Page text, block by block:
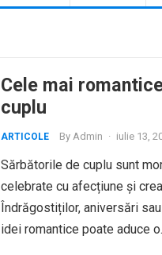
Cele mai
cuplu
ARTICOLE By Admin · iulie 13,
Sărbătorile de cuplu sunt
celebrate cu afecțiune și
Îndrăgostiților, aniversări
idei romantice poate aduce